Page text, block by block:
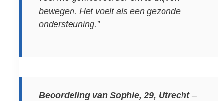
bewegen. Het voelt als een gezonde
ondersteuning.”
Beoordeling van Sophie, 29, Utrecht–